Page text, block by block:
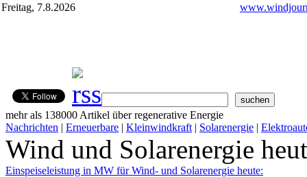
Freitag, 7.8.2026
mehr als 138000 Artikel über regenerative Energie
Nachrichten | Erneuerbare | Kleinwindkraft | Solarenergie |
Wind und Solarenergie
Einspeiseleistung in MW für Wind- und Solarenergie heute: